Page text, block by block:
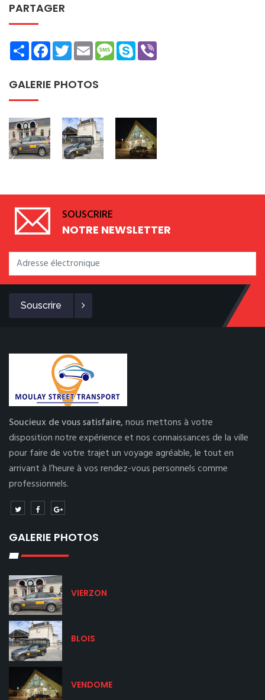
PARTAGER
ShareFacebookTwitterEmailMessage
Skype
GALERIE PHOTOS
SOUSCRIRE
NOTRE NEWSLETTER
Souscrire
Soucieux de vous satisfaire,nous mettons à votre
disposition notre expérience et nos connaissances de la ville
pour faire de votre trajet un voyage agréable, le tout en
arrivant à l’heure à vos rendez-vous personnels comme
professionnels.
GALERIE PHOTOS
VIERZON
BLOIS
VENDOME